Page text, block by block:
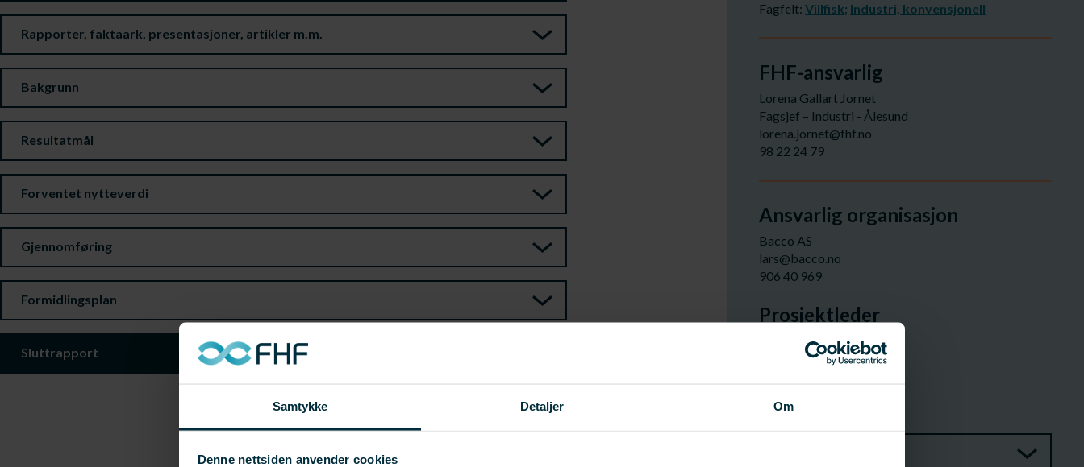
Samtykke Detaljer Om
Denne nettsiden anvender cookies
Rapporter, faktaark, presentasjoner, artikler m.m.
Bakgrunn
Resultatmål
Forventet nytteverdi
Gjennomføring
Formidlingsplan
Sluttrapport
Fagfelt: Villfisk; Industri, konvensjonell
FHF-ansvarlig
Lorena Gallart Jornet
Fagsjef – Industri - Ålesund
lorena.jornet@fhf.no
98 22 24 79
Ansvarlig organisasjon
Bacco AS
lars@bacco.no
906 40 969
Prosjektleder
Lars Lyngaas
Bacco AS
906 40 969